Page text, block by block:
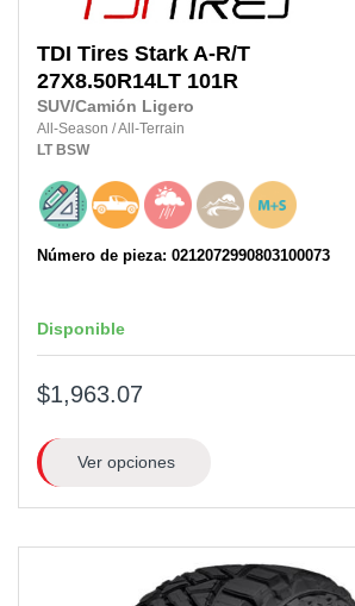
TDI Tires Stark A-R/T
27X8.50R14LT 101R
SUV/Camión Ligero
All-Season /All-Terrain
LT BSW
Número de pieza: 0212072990803100073
Disponible
$1,963.07
Ver opciones